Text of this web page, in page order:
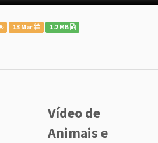
13 Mar 1.2 MB
Vídeo de
Animais e